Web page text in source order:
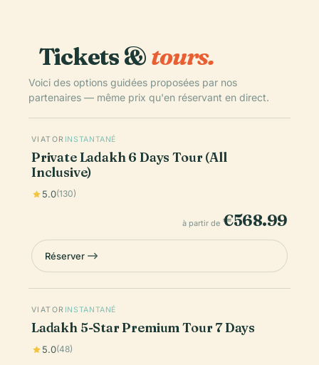
Tickets &tours.
Voici des options guidées proposées par nos
partenaires — même prix qu'en réservant en direct.
VIATOR INSTANTANÉ
Private Ladakh 6 Days Tour (All
Inclusive)
5.0(130)
à partir de €568.99
Réserver
VIATOR INSTANTANÉ
Ladakh 5-Star Premium Tour 7 Days
5.0(48)